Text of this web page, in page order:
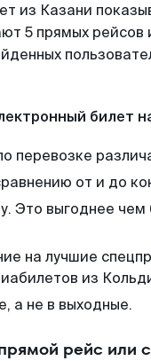
из Казани
5 прямых рейсов
билет
перевозке
от и до
Это выгоднее
на лучшие
из
а не в выходные.
рейс или